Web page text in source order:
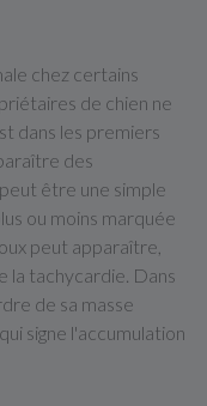
chez certains
de chien ne
dans les premiers
des
être une simple
ou moins marquée
peut apparaître,
la tachycardie. Dans
de sa masse
signe l'accumulation